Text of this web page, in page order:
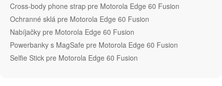
Cross-body phone strap pre Motorola Edge 60 Fusion
Ochranné sklá pre Motorola Edge 60 Fusion
Nabíjačky pre Motorola Edge 60 Fusion
Powerbanky s MagSafe pre Motorola Edge 60 Fusion
Selfie Stick pre Motorola Edge 60 Fusion